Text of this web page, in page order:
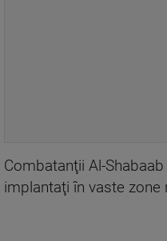
Combatanţii Al-
implantaţi în vaste zone